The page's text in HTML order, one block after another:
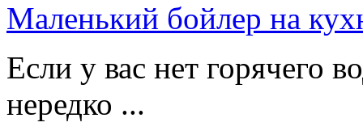
Маленький бойлер на
Если у вас нет горячего
нередко ...